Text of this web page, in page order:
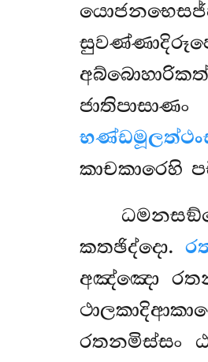
භණ්ඩමූලත්ථං
කාචකාරෙහි
කතඡිද්දො.
අඤ්ඤො
රතනමිස්සං